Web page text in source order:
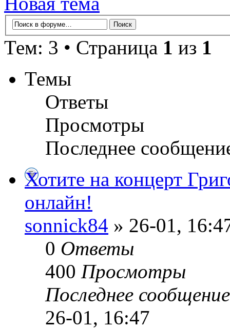
Тем: 3 • Страница 1 из 1
Темы
Ответы
Просмотры
Последнее
Хотите на концерт
онлайн!
sonnick84 » 26-01,
0 Ответы
400 Просмотры
Последнее
26-01, 16:47